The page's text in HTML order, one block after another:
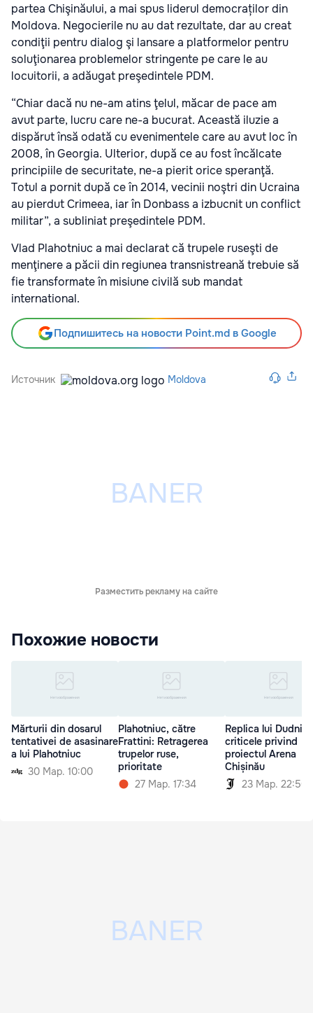
partea Chişinăului, a mai spus liderul democraților din
Moldova. Negocierile nu au dat rezultate, dar au creat
condiţii pentru dialog şi lansare a platformelor pentru
soluţionarea problemelor stringente pe care le au
locuitorii, a adăugat preşedintele PDM.
“Chiar dacă nu ne-am atins ţelul, măcar de pace am
avut parte, lucru care ne-a bucurat. Această iluzie a
dispărut însă odată cu evenimentele care au avut loc în
2008, în Georgia. Ulterior, după ce au fost încălcate
principiile de securitate, ne-a pierit orice speranţă.
Totul a pornit după ce în 2014, vecinii noştri din Ucraina
au pierdut Crimeea, iar în Donbass a izbucnit un conflict
militar”, a subliniat preşedintele PDM.
Vlad Plahotniuc a mai declarat că trupele ruseşti de
menţinere a păcii din regiunea transnistreană trebuie să
fie transformate în misiune civilă sub mandat
international.
Подпишитесь на новости Point.md в Google
Источник Moldova
Разместить рекламу на сайте
Похожие новости
Mărturii din dosarul
tentativei de asasinare
a lui Plahotniuc
30 Мар. 10:00
Plahotniuc, către
Frattini: Retragerea
trupelor ruse,
prioritate
27 Мар. 17:34
Replica lui Dudnic
criticele privind
proiectul Arena
Chișinău
23 Мар. 22:50